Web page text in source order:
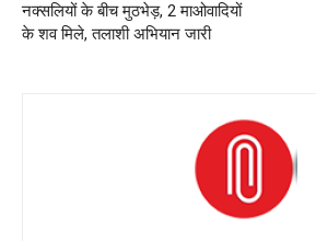
नक्सलियों के बीच मुठभेड़, 2 माओवादियों
के शव मिले, तलाशी अभियान जारी